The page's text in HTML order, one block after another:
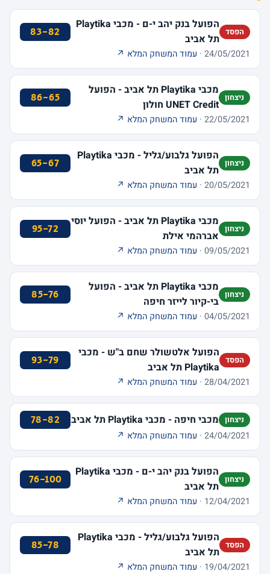
הפסד
הפועל בנק יהב י-ם - מכבי Playtika
תל אביב
83-82
24/05/2021 · עמוד המשחק המלא ↗
ניצחון
מכבי Playtika תל אביב - הפועל
UNET Credit חולון
86-65
22/05/2021 · עמוד המשחק המלא ↗
ניצחון
הפועל גלבוע/גליל - מכבי Playtika
תל אביב
65-67
20/05/2021 · עמוד המשחק המלא ↗
ניצחון
מכבי Playtika תל אביב - הפועל יוסי
אברהמי אילת
95-72
09/05/2021 · עמוד המשחק המלא ↗
ניצחון
מכבי Playtika תל אביב - הפועל
בי-קיור לייזר חיפה
85-76
04/05/2021 · עמוד המשחק המלא ↗
הפסד
הפועל אלטשולר שחם ב"ש - מכבי
Playtika תל אביב
93-79
28/04/2021 · עמוד המשחק המלא ↗
ניצחון מכבי חיפה - מכבי Playtika תל אביב 78-82
24/04/2021 · עמוד המשחק המלא ↗
ניצחון
הפועל בנק יהב י-ם - מכבי Playtika
תל אביב
76-100
12/04/2021 · עמוד המשחק המלא ↗
הפסד
הפועל גלבוע/גליל - מכבי Playtika
תל אביב
85-78
19/04/2021 · עמוד המשחק המלא ↗